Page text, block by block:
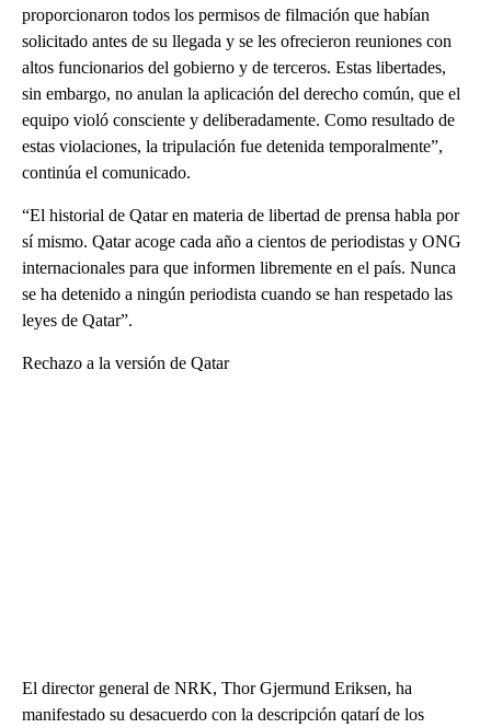
proporcionaron todos los permisos de filmación que habían
solicitado antes de su llegada y se les ofrecieron reuniones con
altos funcionarios del gobierno y de terceros. Estas libertades,
sin embargo, no anulan la aplicación del derecho común, que el
equipo violó consciente y deliberadamente. Como resultado de
estas violaciones, la tripulación fue detenida temporalmente”,
continúa el comunicado.
“El historial de Qatar en materia de libertad de prensa habla por
sí mismo. Qatar acoge cada año a cientos de periodistas y ONG
internacionales para que informen libremente en el país. Nunca
se ha detenido a ningún periodista cuando se han respetado las
leyes de Qatar”.
Rechazo a la versión de Qatar
El director general de NRK, Thor Gjermund Eriksen, ha
manifestado su desacuerdo con la descripción qatarí de los